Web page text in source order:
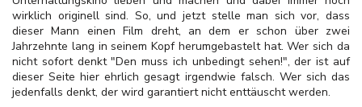
wirklich originell sind. So, und jetzt stelle man sich vor, dass
dieser Mann einen Film dreht, an dem er schon über zwei
Jahrzehnte lang in seinem Kopf herumgebastelt hat. Wer sich da
nicht sofort denkt "Den muss ich unbedingt sehen!", der ist auf
dieser Seite hier ehrlich gesagt irgendwie falsch. Wer sich das
jedenfalls denkt, der wird garantiert nicht enttäuscht werden.